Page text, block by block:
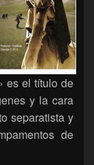
es el título de
y la cara
separatista y
de